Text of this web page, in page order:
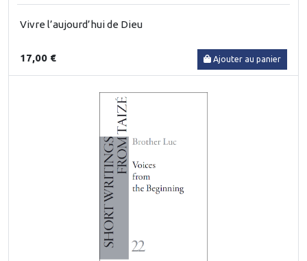
Vivre l’aujourd’hui de Dieu
17,00 € Ajouter au panier